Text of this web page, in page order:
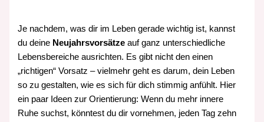
Je nachdem, was dir im Leben gerade wichtig ist, kannst
du deine Neujahrsvorsätze auf ganz unterschiedliche
Lebensbereiche ausrichten. Es gibt nicht den einen
„richtigen“ Vorsatz – vielmehr geht es darum, dein Leben
so zu gestalten, wie es sich für dich stimmig anfühlt. Hier
ein paar Ideen zur Orientierung: Wenn du mehr innere
Ruhe suchst, könntest du dir vornehmen, jeden Tag zehn